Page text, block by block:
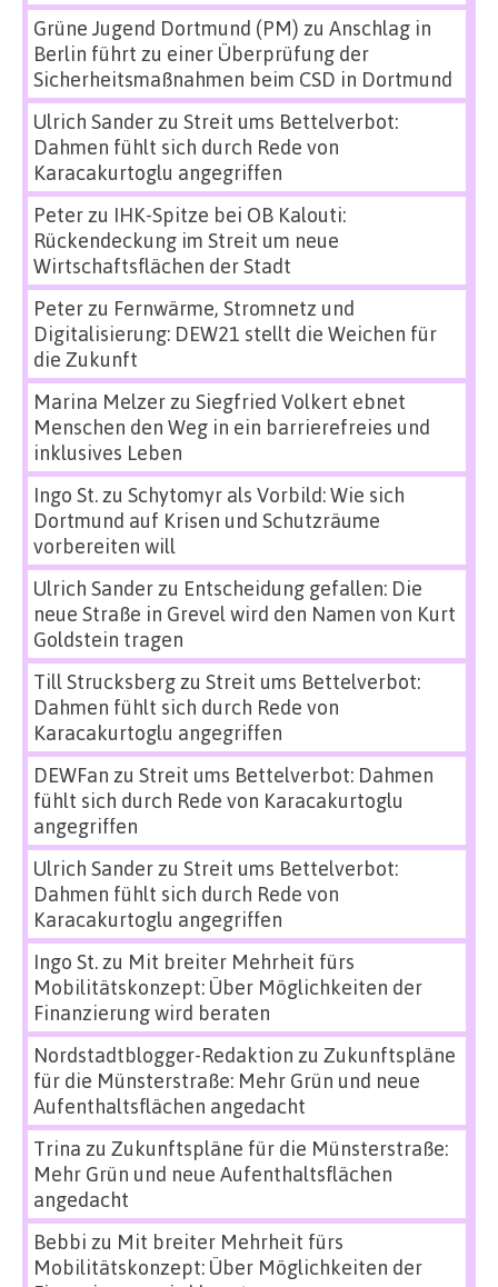
Grüne Jugend Dortmund (PM) zu Anschlag in
Berlin führt zu einer Überprüfung der
Sicherheitsmaßnahmen beim CSD in Dortmund
Ulrich Sanderzu Streit ums Bettelverbot:
Dahmen fühlt sich durch Rede von
Karacakurtoglu angegriffen
Peterzu IHK-Spitze bei OB Kalouti:
Rückendeckung im Streit um neue
Wirtschaftsflächen der Stadt
Peterzu Fernwärme, Stromnetz und
Digitalisierung: DEW21 stellt die Weichen für
die Zukunft
Marina Melzerzu Siegfried Volkert ebnet
Menschen den Weg in ein barrierefreies und
inklusives Leben
Ingo St.zu Schytomyr als Vorbild: Wie sich
Dortmund auf Krisen und Schutzräume
vorbereiten will
Ulrich Sanderzu Entscheidung gefallen: Die
neue Straße in Grevel wird den Namen von Kurt
Goldstein tragen
Till Strucksbergzu Streit ums Bettelverbot:
Dahmen fühlt sich durch Rede von
Karacakurtoglu angegriffen
DEWFan zu Streit ums Bettelverbot: Dahmen
fühlt sich durch Rede von Karacakurtoglu
angegriffen
Ulrich Sanderzu Streit ums Bettelverbot:
Dahmen fühlt sich durch Rede von
Karacakurtoglu angegriffen
Ingo St.zu Mit breiter Mehrheit fürs
Mobilitätskonzept: Über Möglichkeiten der
Finanzierung wird beraten
Nordstadtblogger-Redaktion zu Zukunftspläne
für die Münsterstraße: Mehr Grün und neue
Aufenthaltsflächen angedacht
Trina zu Zukunftspläne für die Münsterstraße:
Mehr Grün und neue Aufenthaltsflächen
angedacht
Bebbi zu Mit breiter Mehrheit fürs
Mobilitätskonzept: Über Möglichkeiten der